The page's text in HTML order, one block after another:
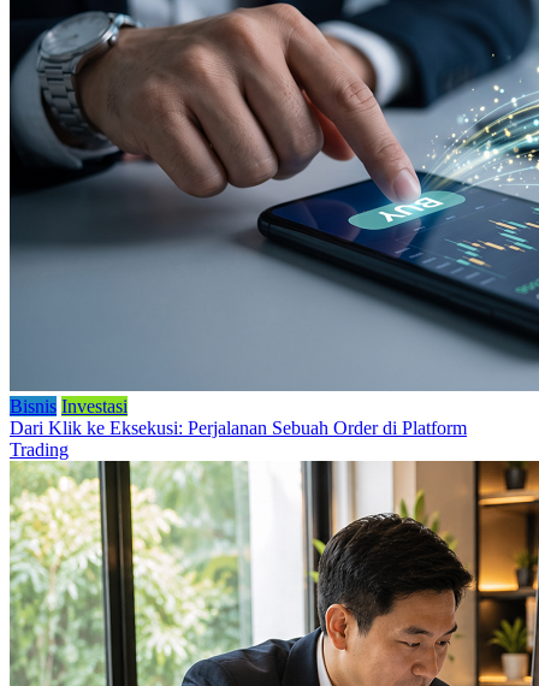
Bisnis Investasi
Dari Klik ke Eksekusi: Perjalanan Sebuah Order di Platform
Trading